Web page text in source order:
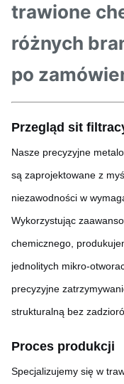
trawione
różnych
po
Przegląd sit
Nasze precyzyjne
są zaprojektowane z
niezawodności w
Wykorzystując
chemicznego,
jednolitych mikro-
precyzyjne
strukturalną bez
Proces produkcji
Specjalizujemy się w